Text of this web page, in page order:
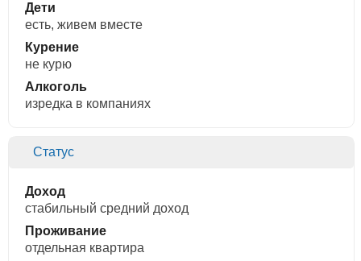
Дети
есть, живем вместе
Курение
не курю
Алкоголь
изредка в компаниях
Статус
Доход
стабильный средний доход
Проживание
отдельная квартира